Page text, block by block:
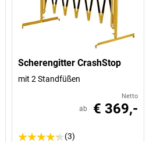
Scherengitter CrashStop
mit 2 Standfüßen
Netto
ab € 369,-
(3)